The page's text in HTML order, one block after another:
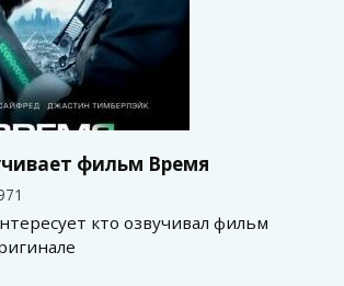
фильм Время
кто озвучивал фильм